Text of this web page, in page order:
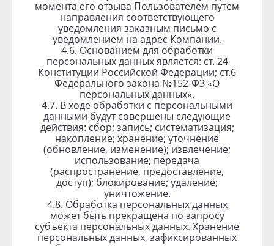
момента его отзыва Пользователем путем
направления соответствующего
уведомления заказным письмо с
уведомлением на адрес Компании.
4.6. Основанием для обработки
персональных данных является: ст. 24
Конституции Российской Федерации; ст.6
Федерального закона №152-ФЗ «О
персональных данных».
4.7. В ходе обработки с персональными
данными будут совершены следующие
действия: сбор; запись; систематизация;
накопление; хранение; уточнение
(обновление, изменение); извлечение;
использование; передача
(распространение, предоставление,
доступ); блокирование; удаление;
уничтожение.
4.8. Обработка персональных данных
может быть прекращена по запросу
субъекта персональных данных. Хранение
персональных данных, зафиксированных